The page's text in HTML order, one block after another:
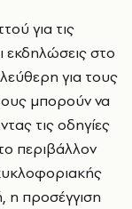
για τις
εκδηλώσεις στο
για τους
μπορούν να
τις οδηγίες
περιβάλλον
η προσέγγιση